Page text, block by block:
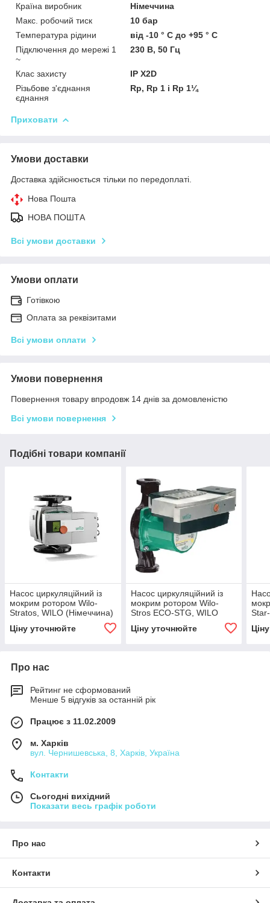
Країна виробник
Німеччина
Макс. робочий тиск
10 бар
Температура рідини
від -10 ° C до +95 ° C
Підключення до мережі 1
~
230 В, 50 Гц
Клас захисту
IP X2D
Різьбове з'єднання
єднання
Rp, Rp 1 і Rp 1¼
Приховати
Умови доставки
Доставка здійснюється тільки по передоплаті.
Нова Пошта
НОВА ПОШТА
Всі умови доставки
Умови оплати
Готівкою
Оплата за реквізитами
Всі умови оплати
Умови повернення
Повернення товару впродовж 14 днів за домовленістю
Всі умови повернення
Подібні товари компанії
Насос циркуляційний із
мокрим ротором Wilo-
Stratos, WILO (Німеччина)
Ціну уточнюйте
Насос циркуляційний із
мокрим ротором Wilo-
Stros ECO-STG, WILO
Ціну уточнюйте
Про нас
Рейтинг не сформований
Менше 5 відгуків за останній рік
Працює з 11.02.2009
м. Харків
вул. Чернишевська, 8, Харків, Україна
Контакти
Сьогодні вихідний
Показати весь графік роботи
Про нас
Контакти